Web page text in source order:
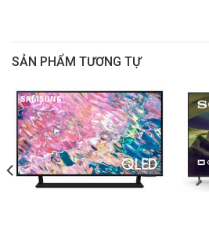
– 4K Super Upscaling
– RGB Primary Color Ultra
– Quick Media Switching
– Quick Frame Transport
SẢN PHẨM TƯƠNG TỰ